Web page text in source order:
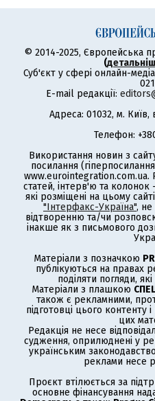
© 2014-2025, Європейська
(
Суб'єкт у сфері онлайн-
E-mail редакції:
Адреса: 01032, м.
Телефон:
Використання новин з
посилання
www.eurointegration.com.ua.
статей, інтерв'ю та колонок -
які розміщені на цьому
"Інтерфакс-Україна", не
відтворенню та/чи
інакше як з письмового
Матеріали з позначкою
публікуються на правах
поділяти погляди,
Матеріали з плашкою
також є рекламними,
підготовці цього контенту
цих
Редакція не несе
судження, оприлюднені у
українським
реклами несе
Проєкт втілюється за
основне фінансування